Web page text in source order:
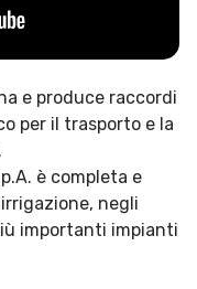
e produce raccordi
per il trasporto e la
è completa e
negli
importanti impianti